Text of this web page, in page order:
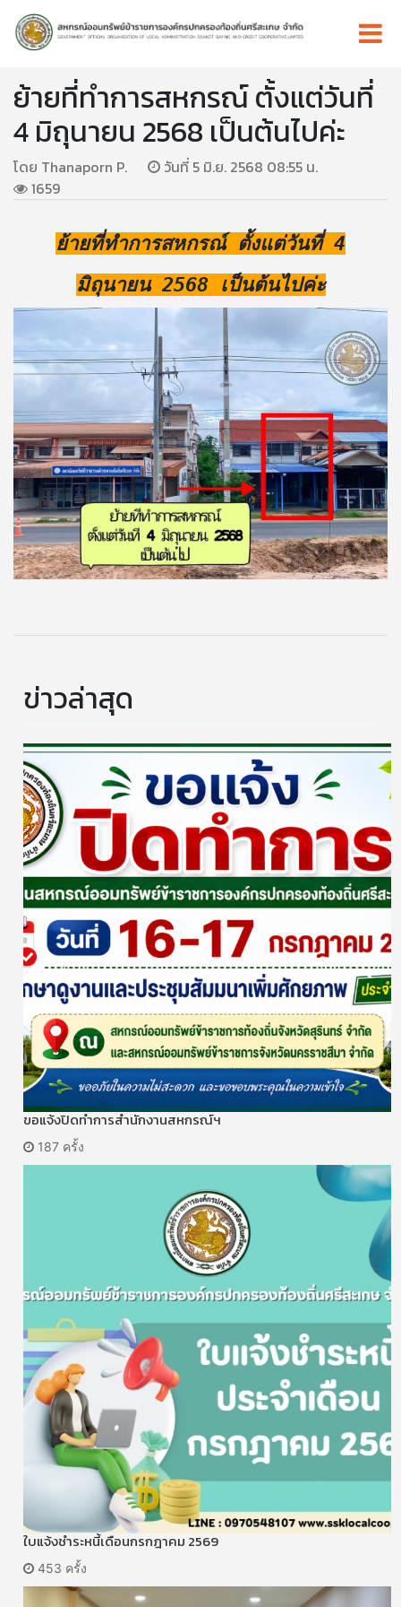
ย้ายที่ทำการสหกรณ์ ตั้งแต่วันที่
4 มิถุนายน 2568 เป็นต้นไปค่ะ
โดย Thanaporn P.
วันที่ 5 มิ.ย. 2568 08:55 น.
1659
ย้ายที่ทำการสหกรณ์ ตั้งแต่วันที่ 4
มิถุนายน 2568 เป็นต้นไปค่ะ
ข่าวล่าสุด
ขอแจ้งปิดทำการสำนักงานสหกรณ์ฯ
187 ครั้ง
ใบแจ้งชำระหนี้เดือนกรกฎาคม 2569
453 ครั้ง